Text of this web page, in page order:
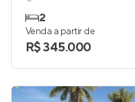
2
Venda a partir de
R$ 345.000